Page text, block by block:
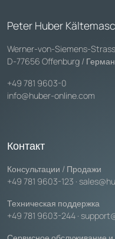
Peter Huber
Werner-von-Siemens-
D-77656 Offenburg /
+49 781 9603-0
info@huber-online.com
Контакт
Консультации / Продажи
+49 781 9603-123 ·
Техническая поддержка
+49 781 9603-244 ·